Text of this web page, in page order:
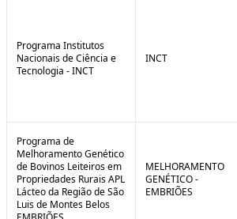
Programa Institutos
Nacionais de Ciência e
Tecnologia - INCT
INCT
Programa de
Melhoramento Genético
de Bovinos Leiteiros em
Propriedades Rurais APL
Lácteo da Região de São
Luis de Montes Belos
MELHORAMENTO
GENÉTICO -
EMBRIÕES